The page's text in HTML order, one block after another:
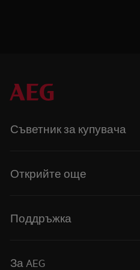
Съветник за купувача
Открийте още
Поддръжка
За AEG